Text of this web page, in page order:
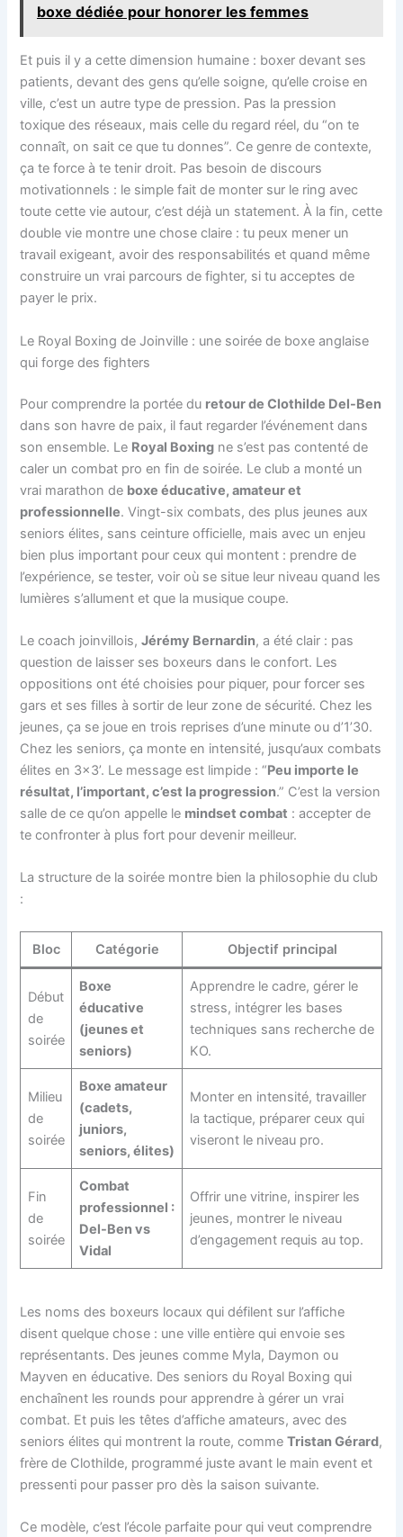
boxe dédiée pour honorer les femmes
Et puis il y a cette dimension humaine : boxer devant ses
patients, devant des gens qu’elle soigne, qu’elle croise en
ville, c’est un autre type de pression. Pas la pression
toxique des réseaux, mais celle du regard réel, du “on te
connaît, on sait ce que tu donnes”. Ce genre de contexte,
ça te force à te tenir droit. Pas besoin de discours
motivationnels : le simple fait de monter sur le ring avec
toute cette vie autour, c’est déjà un statement. À la fin, cette
double vie montre une chose claire : tu peux mener un
travail exigeant, avoir des responsabilités et quand même
construire un vrai parcours de fighter, si tu acceptes de
payer le prix.
Le Royal Boxing de Joinville : une soirée de boxe anglaise
qui forge des fighters
Pour comprendre la portée du retour de Clothilde Del-Ben
dans son havre de paix, il faut regarder l’événement dans
son ensemble. Le Royal Boxing ne s’est pas contenté de
caler un combat pro en fin de soirée. Le club a monté un
vrai marathon de boxe éducative, amateur et
professionnelle. Vingt-six combats, des plus jeunes aux
seniors élites, sans ceinture officielle, mais avec un enjeu
bien plus important pour ceux qui montent : prendre de
l’expérience, se tester, voir où se situe leur niveau quand les
lumières s’allument et que la musique coupe.
Le coach joinvillois,Jérémy Bernardin, a été clair : pas
question de laisser ses boxeurs dans le confort. Les
oppositions ont été choisies pour piquer, pour forcer ses
gars et ses filles à sortir de leur zone de sécurité. Chez les
jeunes, ça se joue en trois reprises d’une minute ou d’1’30.
Chez les seniors, ça monte en intensité, jusqu’aux combats
élites en 3×3’. Le message est limpide : “Peu importe le
résultat, l’important, c’est la progression.” C’est la version
salle de ce qu’on appelle le mindset combat : accepter de
te confronter à plus fort pour devenir meilleur.
La structure de la soirée montre bien la philosophie du club
:
Bloc Catégorie Objectif principal
Début
de
soirée
Boxe
éducative
(jeunes et
seniors)
Apprendre le cadre, gérer le
stress, intégrer les bases
techniques sans recherche de
KO.
Milieu
de
soirée
Boxe amateur
(cadets,
juniors,
seniors, élites)
Monter en intensité, travailler
la tactique, préparer ceux qui
viseront le niveau pro.
Fin
de
soirée
Combat
professionnel :
Del-Ben vs
Vidal
Offrir une vitrine, inspirer les
jeunes, montrer le niveau
d’engagement requis au top.
Les noms des boxeurs locaux qui défilent sur l’affiche
disent quelque chose : une ville entière qui envoie ses
représentants. Des jeunes comme Myla, Daymon ou
Mayven en éducative. Des seniors du Royal Boxing qui
enchaînent les rounds pour apprendre à gérer un vrai
combat. Et puis les têtes d’affiche amateurs, avec des
seniors élites qui montrent la route, commeTristan Gérard,
frère de Clothilde, programmé juste avant le main event et
pressenti pour passer pro dès la saison suivante.
Ce modèle, c’est l’école parfaite pour qui veut comprendre